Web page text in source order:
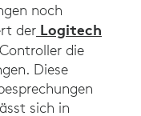
noch
der Logitech
die
Diese
sich in